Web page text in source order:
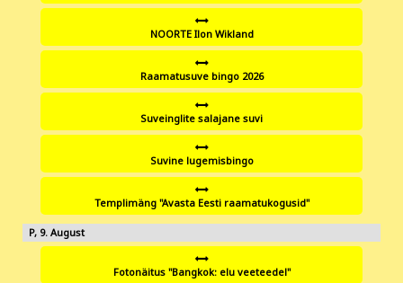
NOORTE Ilon Wikland
Raamatusuve bingo 2026
Suveinglite salajane suvi
Suvine lugemisbingo
Templimäng "Avasta Eesti raamatukogusid"
9
Fotonäitus "Bangkok: elu veeteedel"